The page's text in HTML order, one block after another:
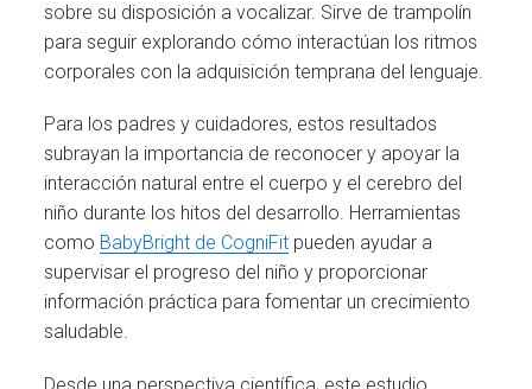
sobre su disposición a vocalizar. Sirve de trampolín
para seguir explorando cómo interactúan los ritmos
corporales con la adquisición temprana del lenguaje.
Para los padres y cuidadores, estos resultados
subrayan la importancia de reconocer y apoyar la
interacción natural entre el cuerpo y el cerebro del
niño durante los hitos del desarrollo. Herramientas
como BabyBright de CogniFit pueden ayudar a
supervisar el progreso del niño y proporcionar
información práctica para fomentar un crecimiento
saludable.
Desde una perspectiva científica, este estudio